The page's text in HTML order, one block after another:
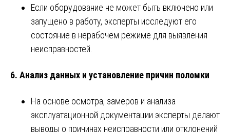
Если оборудование не может быть включено или
запущено в работу, эксперты исследуют его
состояние в нерабочем режиме для выявления
неисправностей.
6. Анализ данных и установление причин поломки
На основе осмотра, замеров и анализа
эксплуатационной документации эксперты делают
выводы о причинах неисправности или отклонений